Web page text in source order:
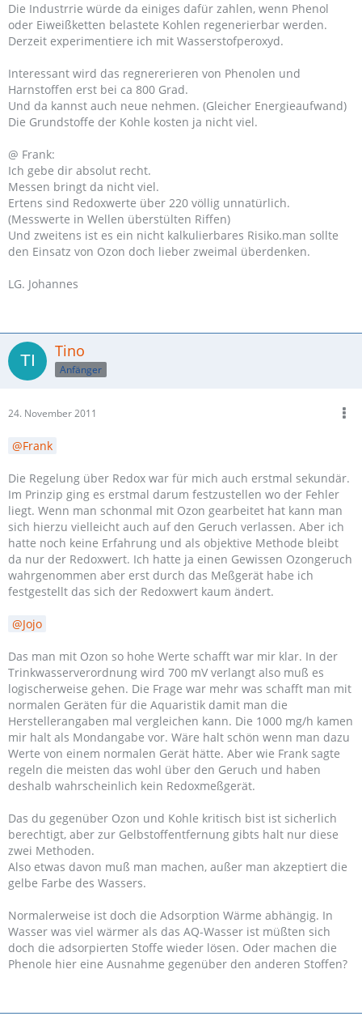
Die Industrrie würde da einiges dafür zahlen, wenn Phenol
oder Eiweißketten belastete Kohlen regenerierbar werden.
Derzeit experimentiere ich mit Wasserstofperoxyd.
Interessant wird das regnererieren von Phenolen und
Harnstoffen erst bei ca 800 Grad.
Und da kannst auch neue nehmen. (Gleicher Energieaufwand)
Die Grundstoffe der Kohle kosten ja nicht viel.
@ Frank:
Ich gebe dir absolut recht.
Messen bringt da nicht viel.
Ertens sind Redoxwerte über 220 völlig unnatürlich.
(Messwerte in Wellen überstülten Riffen)
Und zweitens ist es ein nicht kalkulierbares Risiko.man sollte
den Einsatz von Ozon doch lieber zweimal überdenken.
LG. Johannes
Tino
Anfänger
24. November 2011
Frank
Die Regelung über Redox war für mich auch erstmal sekundär.
Im Prinzip ging es erstmal darum festzustellen wo der Fehler
liegt. Wenn man schonmal mit Ozon gearbeitet hat kann man
sich hierzu vielleicht auch auf den Geruch verlassen. Aber ich
hatte noch keine Erfahrung und als objektive Methode bleibt
da nur der Redoxwert. Ich hatte ja einen Gewissen Ozongeruch
wahrgenommen aber erst durch das Meßgerät habe ich
festgestellt das sich der Redoxwert kaum ändert.
Jojo
Das man mit Ozon so hohe Werte schafft war mir klar. In der
Trinkwasserverordnung wird 700 mV verlangt also muß es
logischerweise gehen. Die Frage war mehr was schafft man mit
normalen Geräten für die Aquaristik damit man die
Herstellerangaben mal vergleichen kann. Die 1000 mg/h kamen
mir halt als Mondangabe vor. Wäre halt schön wenn man dazu
Werte von einem normalen Gerät hätte. Aber wie Frank sagte
regeln die meisten das wohl über den Geruch und haben
deshalb wahrscheinlich kein Redoxmeßgerät.
Das du gegenüber Ozon und Kohle kritisch bist ist sicherlich
berechtigt, aber zur Gelbstoffentfernung gibts halt nur diese
zwei Methoden.
Also etwas davon muß man machen, außer man akzeptiert die
gelbe Farbe des Wassers.
Normalerweise ist doch die Adsorption Wärme abhängig. In
Wasser was viel wärmer als das AQ-Wasser ist müßten sich
doch die adsorpierten Stoffe wieder lösen. Oder machen die
Phenole hier eine Ausnahme gegenüber den anderen Stoffen?